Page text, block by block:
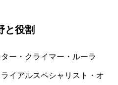
と役割
ー・クライマー・ルーラ
イアルスペシャリスト・オ